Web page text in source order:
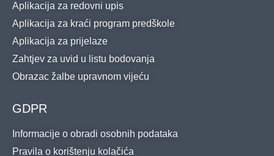
Aplikacija za redovni upis
Aplikacija za kraći program predškole
Aplikacija za prijelaze
Zahtjev za uvid u listu bodovanja
Obrazac žalbe upravnom vijeću
GDPR
Informacije o obradi osobnih podataka
Pravila o korištenju kolačića